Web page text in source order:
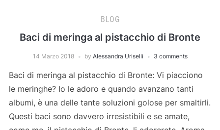
BLOG
Baci di meringa al pistacchio di Bronte
14 Marzo 2018 by Alessandra Uriselli 3 comments
Baci di meringa al pistacchio di Bronte: Vi piacciono
le meringhe? Io le adoro e quando avanzano tanti
albumi, è una delle tante soluzioni golose per smaltirli.
Questi baci sono davvero irresistibili e se amate,